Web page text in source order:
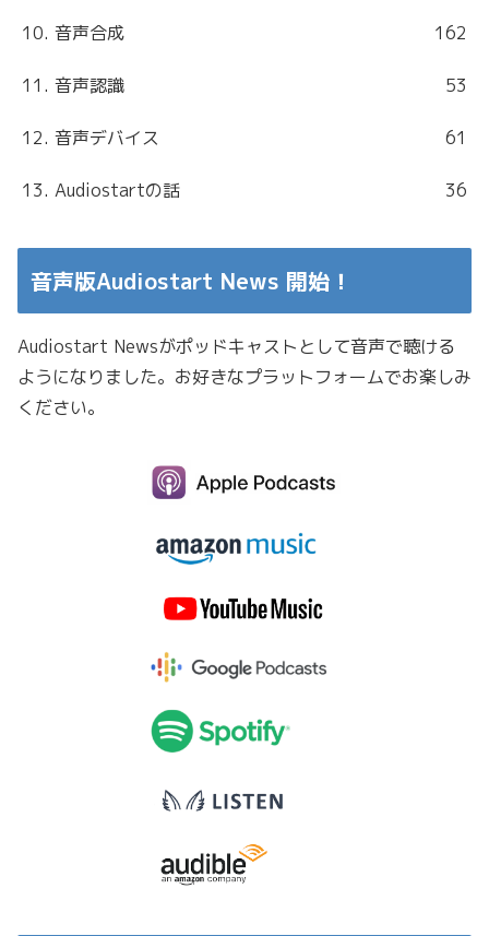
10. 音声合成 162
11. 音声認識 53
12. 音声デバイス 61
13. Audiostartの話 36
音声版Audiostart News 開始！
Audiostart Newsがポッドキャストとして音声で聴ける
ようになりました。お好きなプラットフォームでお楽しみ
ください。